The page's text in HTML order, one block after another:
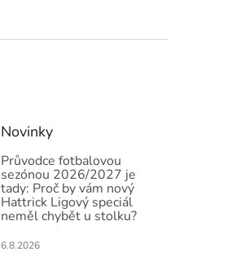
Novinky
Průvodce fotbalovou
sezónou 2026/2027 je
tady: Proč by vám nový
Hattrick Ligový speciál
neměl chybět u stolku?
6.8.2026